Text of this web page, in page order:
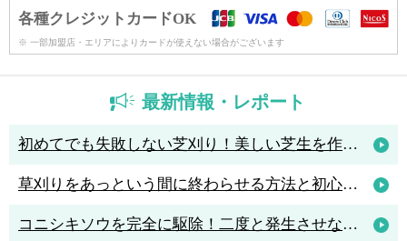
各種クレジットカードOK
※ 一部加盟店・エリアによりカードが使えない場合がございます
最新情報・レポート
初めてでも失敗しない芝刈り！美しい芝生を作るためのコツと人気の芝刈り機4選
草刈りをあっという間に終わらせる方法と初心者におすすめの草刈機3選
コニシキソウを完全に駆除！二度と発生させないポイントは「アリ駆除」